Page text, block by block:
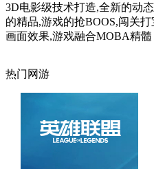
3D电影级技术打造,全新的动
的精品,游戏的抢BOOS,闯关
画面效果,游戏融合MOBA精髓
热门网游